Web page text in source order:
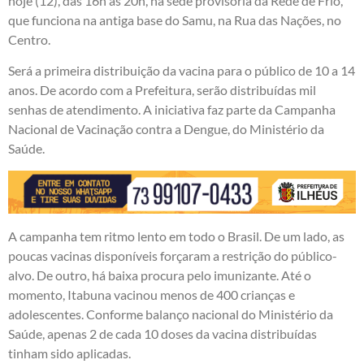
que funciona na antiga base do Samu, na Rua das Nações, no
Centro.
Será a primeira distribuição da vacina para o público de 10 a 14
anos. De acordo com a Prefeitura, serão distribuídas mil
senhas de atendimento. A iniciativa faz parte da Campanha
Nacional de Vacinação contra a Dengue, do Ministério da
Saúde.
A campanha tem ritmo lento em todo o Brasil. De um lado, as
poucas vacinas disponíveis forçaram a restrição do público-
alvo. De outro, há baixa procura pelo imunizante. Até o
momento, Itabuna vacinou menos de 400 crianças e
adolescentes. Conforme balanço nacional do Ministério da
Saúde, apenas 2 de cada 10 doses da vacina distribuídas
tinham sido aplicadas.